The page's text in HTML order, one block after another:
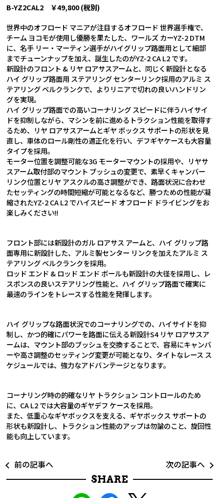
B-YZ2CAL2 ￥49,800 (税別)
世界中のオフロード マニアが注目するオフロード 世界選手権で、
チーム ヨコモが使用し優勝を果たした、ワールズ カーYZ-2 DTM
に、名手 リー・マーティン選手がハイグリップ路面用として細部
までチューンナップを加え、誕生したのがYZ-2 CA L2 です。
新設計のフロント & リヤ ロアサスアームと、同じく新設計となる
ハイ グリップ路面用 ステアリング センターリンク採用のアルミ ス
テアリング ベルクランクで、よりリニアで切れの良いハンドリン
グを実現。
ハイ グリップ路面での高いコーナリング スピードに伴うハイサイ
ドを抑制しながら、マシンを前に進めるトラクション性能を取得す
るため、リヤ ロアサスアームとギヤ ボックス サポートの形状を見
直し、車体のロール剛性の適正化を行い、デフギヤケースも大容量
タイプを採用。
モーター位置を調整可能な3G モーターマウントの採用や、リヤサ
スアーム取付部のマウント ブッシュの変更で、素早くキャンバー
リンク位置とリヤ アスクルの高さ調整ができ、路面状況に合わせ
たセッティングの時間短縮が可能となるなど、勝つための性能が凝
縮されたYZ-2 CA L2 でハイスピード オフロード ドライビングをお
楽しみください!!
フロント部には新設計のガル ロアサス アームと、ハイ グリップ路
面専用に新設計した、アルミ製センター リンクを加えたアルミ ス
テアリング ベルクランクを採用。
ロッド エンド & ロッド エンド ボールも新設計の大径を採用し、レ
スポンスの良いステアリング性能と、ハイ グリップ路面で確実に
最速のラインをトレースする性能を発揮します。
ハイ グリップな路面状況でのコーナリングでの、ハイサイドを抑
制し、かつ的確にパワーを路面に伝える新設計S4 リヤ ロアサスア
ームは、マウント部のブッシュを交換することで、容易にキャンバ
ーや高さ調整のセッティング変更が可能となり、タイトなレース ス
ケジュールでは、強力なアドバンテージとなります。
コーナリング時の的確なリヤ トラクション コントロールのため
に、CA L2 では大容量のギヤデフ ケースを採用。
また、低重心なギヤボックスを支える、ギヤボックス サポートの
形状も新設計し、トラクション性能のアップは勿論のこと、旋回性
能も向上しています。
前の記事へ
次の記事へ
SHARE